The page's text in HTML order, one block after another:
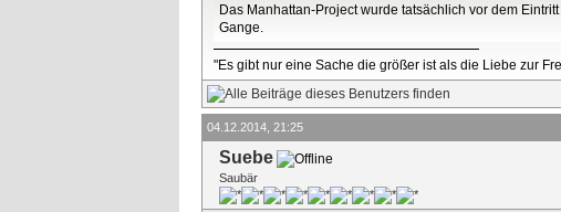
Das Manhattan-Project wurde tatsächlich vor dem
Gange.
"Es gibt nur eine Sache die größer ist als die Liebe zur
04.12.2014, 21:25
Suebe
Saubär